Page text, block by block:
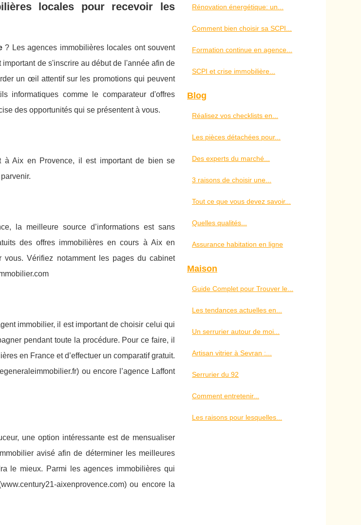
locales pour recevoir les
? Les agences immobilières locales ont souvent
de s'inscrire au début de l'année afin de
un œil attentif sur les promotions qui peuvent
informatiques comme le comparateur d'offres
des opportunités qui se présentent à vous.
à Aix en Provence, il est important de bien se
la meilleure source d’informations est sans
des offres immobilières en cours à Aix en
Vérifiez notamment les pages du cabinet
immobilier, il est important de choisir celui qui
pendant toute la procédure. Pour ce faire, il
en France et d’effectuer un comparatif gratuit.
ou encore l’agence Laffont
une option intéressante est de mensualiser
avisé afin de déterminer les meilleures
le mieux. Parmi les agences immobilières qui
aixenprovence.com) ou encore la
Rénovation énergétique: un...
Comment bien choisir sa SCPI...
Formation continue en agence...
SCPI et crise immobilière...
Blog
Réalisez vos checklists en...
Les pièces détachées pour...
Des experts du marché...
3 raisons de choisir une...
Tout ce que vous devez savoir...
Quelles qualités...
Assurance habitation en ligne
Maison
Guide Complet pour Trouver le...
Les tendances actuelles en...
Un serrurier autour de moi...
Artisan vitrier à Sevran :...
Serrurier du 92
Comment entretenir...
Les raisons pour lesquelles...